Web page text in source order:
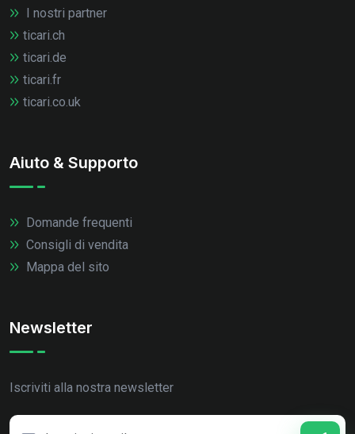
I nostri partner
ticari.ch
ticari.de
ticari.fr
ticari.co.uk
Aiuto & Supporto
Domande frequenti
Consigli di vendita
Mappa del sito
Newsletter
Iscriviti alla nostra newsletter